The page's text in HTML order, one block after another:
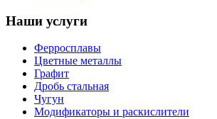
Наши услуги
Ферросплавы
Цветные металлы
Графит
Дробь стальная
Чугун
Модификаторы и раскислители